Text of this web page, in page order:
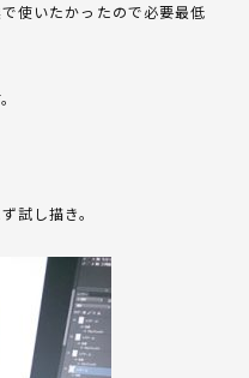
使いたかったので必要最低
試し描き。